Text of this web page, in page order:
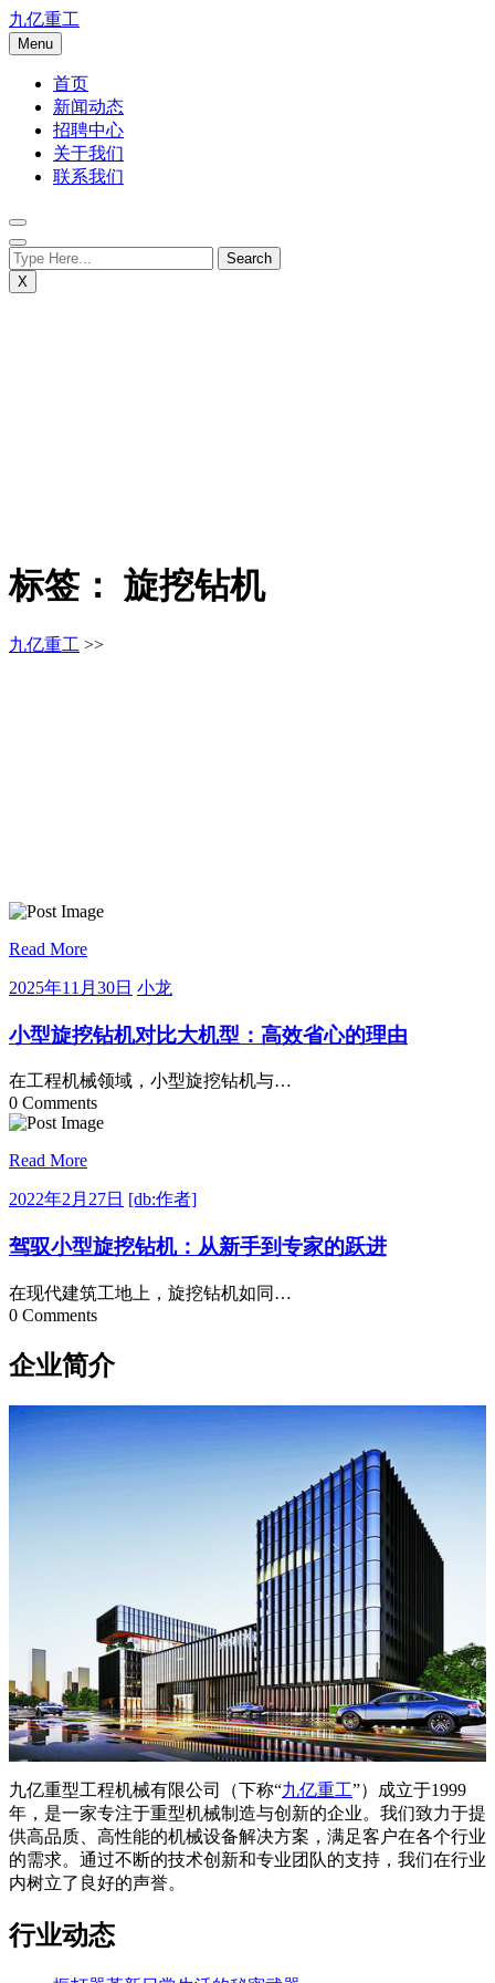
Skip
to
content
九亿重工
Menu
首页
新闻动态
招聘中心
关于我们
联系我们
X
标签： 旋挖钻机
九亿重工 >>
Read More
2025年11月30日 2025
11
月
日
小龙
小型旋挖钻机对比大机型：高效省心的理由
在工程机械领域，小型旋挖钻机与…
0 Comments
Read More
2022年2月27日 2022
2
月
27
日
[db:作者][db:
者]
驾驭小型旋挖钻机：从新手到专家的跃进
在现代建筑工地上，旋挖钻机如同…
0 Comments
企业简介
九亿重型工程机械有限公司（下称“九亿重工”）成立于1999
年，是一家专注于重型机械制造与创新的企业。我们致力于提
供高品质、高性能的机械设备解决方案，满足客户在各个行业
的需求。通过不断的技术创新和专业团队的支持，我们在行业
内树立了良好的声誉。
行业动态